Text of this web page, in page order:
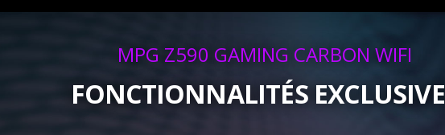
MPG Z590 GAMING CARBON WIFI
FONCTIONNALITÉS